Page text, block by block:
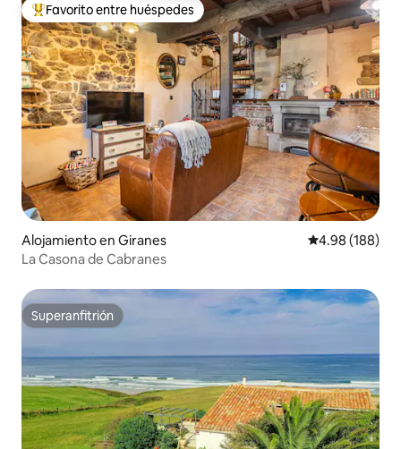
Favorito entre huéspedes preferido
Favorito entre huéspedes
Alojamiento en Giranes Calificación
4.98 (188)
La Casona de Cabranes
Superanfitrión
Superanfitrión